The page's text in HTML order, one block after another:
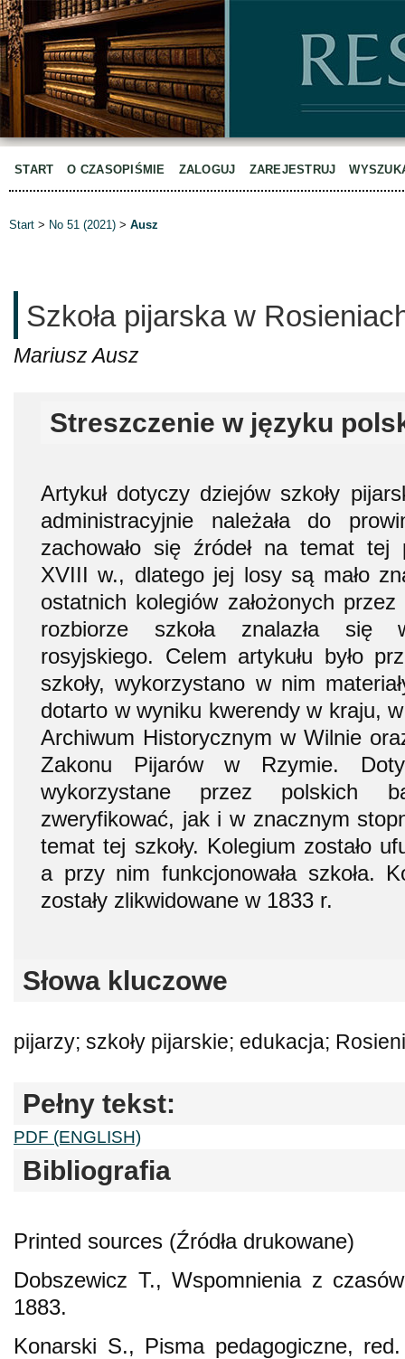
START O CZASOPIŚMIE ZALOGUJ ZAREJESTRUJ
Start > No 51 (2021) > Ausz
Szkoła pijarska w
Mariusz Ausz
Streszczenie w języku
Artykuł dotyczy dziejów szkoły
administracyjnie należała do
zachowało się źródeł na temat tej
XVIII w., dlatego jej losy są mało
ostatnich kolegiów założonych
rozbiorze szkoła znalazła się
rosyjskiego. Celem artykułu było
szkoły, wykorzystano w nim
dotarto w wyniku kwerendy w kraju,
Archiwum Historycznym w Wilnie
Zakonu Pijarów w Rzymie.
wykorzystane przez polskich
zweryfikować, jak i w znacznym
temat tej szkoły. Kolegium zostało
a przy nim funkcjonowała szkoła.
zostały zlikwidowane w 1833 r.
Słowa kluczowe
pijarzy; szkoły pijarskie; edukacja;
Pełny tekst:
PDF (ENGLISH)
Bibliografia
Printed sources (Źródła drukowane)
Dobszewicz T., Wspomnienia z
1883.
Konarski S., Pisma pedagogiczne,